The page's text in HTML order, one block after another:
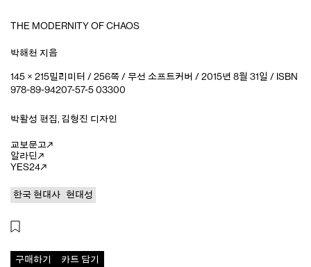
THE MODERNITY OF CHAOS
박해천 지음
145 × 215밀리미터 / 256쪽 / 무선 소프트커버 / 2015년 8월 31일 / ISBN
978-89-94207-57-5 03300
박활성 편집, 김형진 디자인
교보문고
알라딘
YES24
한국 현대사 현대성
카트 담기
구매하기